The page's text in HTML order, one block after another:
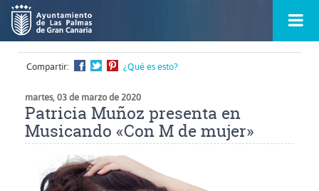
contenido
principal
Menú
Compartir: ¿Qué es esto?
martes, 03 de marzo de 2020
Patricia Muñoz presenta en
Musicando «Con M de mujer»
imagen